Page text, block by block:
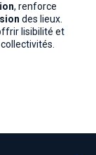
, renforce
des lieux.
lisibilité et